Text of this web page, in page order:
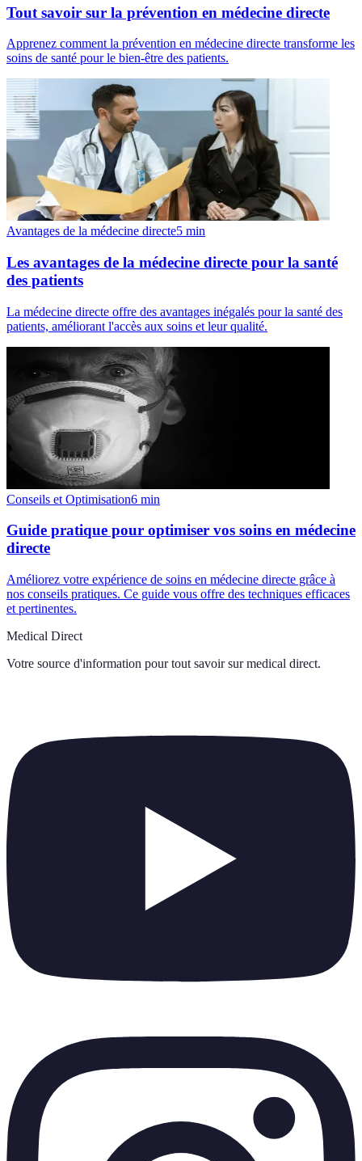
Tout savoir sur la prévention en médecine directe
Apprenez comment la prévention en médecine directe transforme les
soins de santé pour le bien-être des patients.
Avantages de la médecine directe5 min
Les avantages de la médecine directe pour la santé
des patients
La médecine directe offre des avantages inégalés pour la santé des
patients, améliorant l'accès aux soins et leur qualité.
Conseils et Optimisation6 min
Guide pratique pour optimiser vos soins en médecine
directe
Améliorez votre expérience de soins en médecine directe grâce à
nos conseils pratiques. Ce guide vous offre des techniques efficaces
et pertinentes.
Medical Direct
Votre source d'information pour tout savoir sur medical direct.